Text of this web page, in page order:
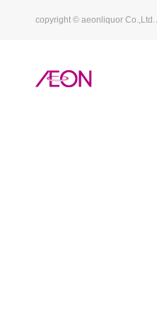
copyright © aeonliquor Co.,Ltd.